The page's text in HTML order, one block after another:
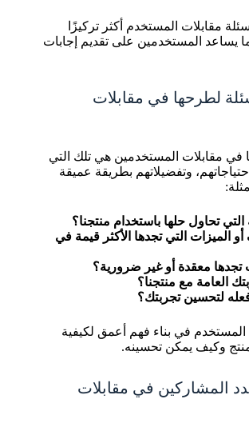
مقابلات المستخدم أكثر تركيزًا
يساعد المستخدمين على تقديم إجابات
لطرحها في مقابلات
في مقابلات المستخدمين هي تلك التي
وتفضيلاتهم بطريقة عميقة
تحاول حلها باستخدام منتجنا؟
الميزات التي تجدها الأكثر قيمة في
معقدة أو غير ضرورية؟
العامة مع منتجنا؟
فعله لتحسين تجربتك؟
المستخدم في بناء فهم أعمق لكيفية
وكيف يمكن تحسينه.
المشاركين في مقابلات